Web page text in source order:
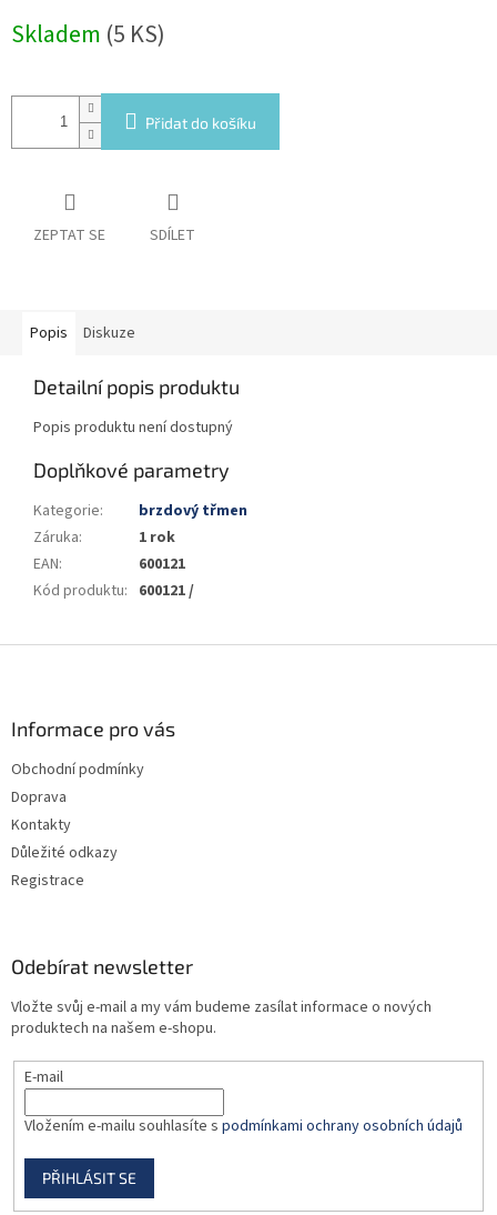
cena:
Skladem (5 KS)
Přidat do košíku
ZEPTAT SE SDÍLET
Popis Diskuze
Detailní popis produktu
Popis produktu není dostupný
Doplňkové parametry
Kategorie:
brzdový třmen
Záruka:
1 rok
EAN:
600121
Kód produktu: 600121 /
Informace pro vás
Obchodní podmínky
Doprava
Kontakty
Důležité odkazy
Registrace
Odebírat newsletter
Vložte svůj e-mail a my vám budeme zasílat informace o nových
produktech na našem e-shopu.
E-mail
Vložením e-mailu souhlasíte s podmínkami ochrany osobních údajů
PŘIHLÁSIT SE